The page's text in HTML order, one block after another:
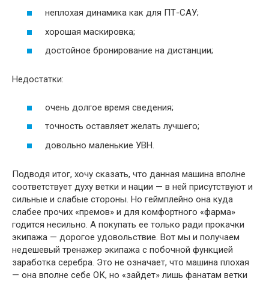
неплохая динамика как для ПТ-САУ;
хорошая маскировка;
достойное бронирование на дистанции;
Недостатки:
очень долгое время сведения;
точность оставляет желать лучшего;
довольно маленькие УВН.
Подводя итог, хочу сказать, что данная машина вполне
соответствует духу ветки и нации — в ней присутствуют и
сильные и слабые стороны. Но геймплейно она куда
слабее прочих «премов» и для комфортного «фарма»
годится несильно. А покупать ее только ради прокачки
экипажа — дорогое удовольствие. Вот мы и получаем
недешевый тренажер экипажа с побочной функцией
заработка серебра. Это не означает, что машина плохая
— она вполне себе ОК, но «зайдет» лишь фанатам ветки